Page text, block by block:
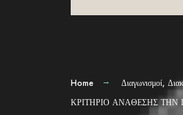
Home Διαγωνισμοί,
ΚΡΙΤΗΡΙΟ ΑΝΑΘΕΣΗΣ ΤΗΝ